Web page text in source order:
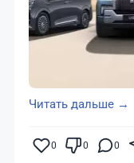
Читать дальше →
0 0 0